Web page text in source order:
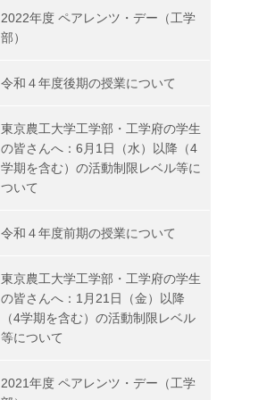
2022年度 ペアレンツ・デー（工学
部）
令和４年度後期の授業について
東京農工大学工学部・工学府の学生
の皆さんへ：6月1日（水）以降（4
学期を含む）の活動制限レベル等に
ついて
令和４年度前期の授業について
東京農工大学工学部・工学府の学生
の皆さんへ：1月21日（金）以降
（4学期を含む）の活動制限レベル
等について
2021年度 ペアレンツ・デー（工学